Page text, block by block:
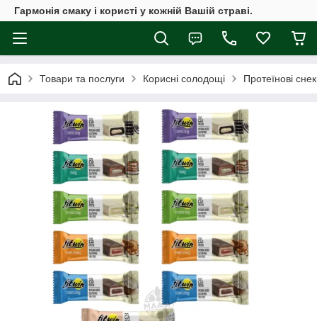
Гармонія смаку і користі у кожній Вашій страві.
Товари та послуги Корисні солодощі Протеїнові